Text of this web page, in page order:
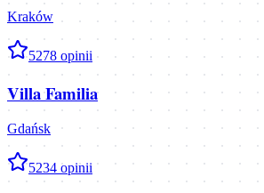
Kraków
5278 opinii
Villa Familia
Gdańsk
5234 opinii